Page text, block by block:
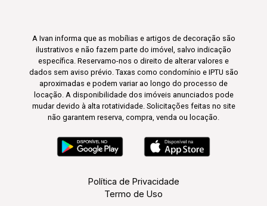
A Ivan informa que as mobílias e artigos de decoração são
ilustrativos e não fazem parte do imóvel, salvo indicação
específica. Reservamo-nos o direito de alterar valores e
dados sem aviso prévio. Taxas como condomínio e IPTU são
aproximadas e podem variar ao longo do processo de
locação. A disponibilidade dos imóveis anunciados pode
mudar devido à alta rotatividade. Solicitações feitas no site
não garantem reserva, compra, venda ou locação.
Política de Privacidade
Termo de Uso